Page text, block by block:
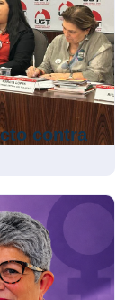
contra